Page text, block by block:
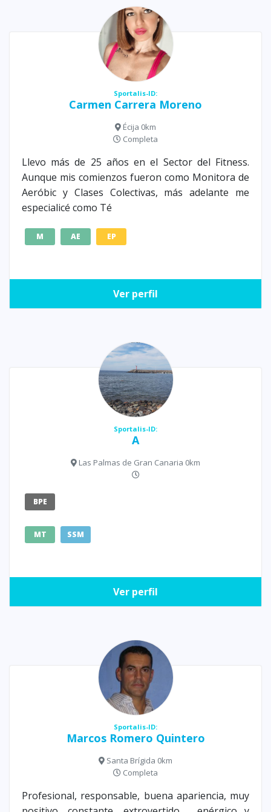
Sportalis-ID:
Carmen Carrera Moreno
Écija 0km
Completa
Llevo más de 25 años en el Sector del Fitness.
Aunque mis comienzos fueron como Monitora de
Aeróbic y Clases Colectivas, más adelante me
especialicé como Té
M AE EP
Ver perfil
Sportalis-ID:
A
Las Palmas de Gran Canaria 0km
BPE
MT SSM
Ver perfil
Sportalis-ID:
Marcos Romero Quintero
Santa Brígida 0km
Completa
Profesional, responsable, buena apariencia, muy